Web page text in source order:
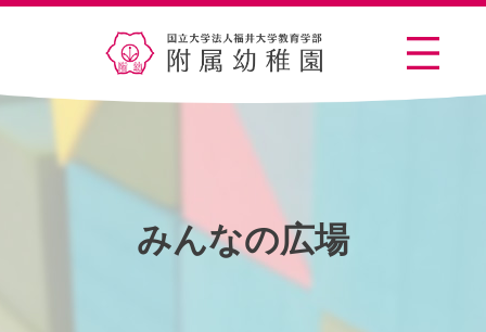
みんなの広場